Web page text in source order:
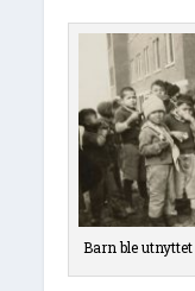
Barn ble utnyttet